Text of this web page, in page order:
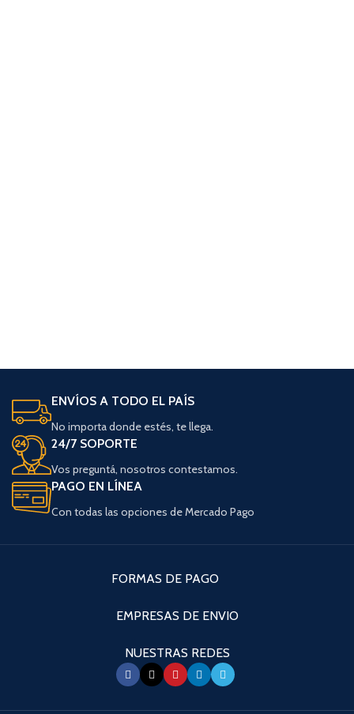
ENVÍOS A TODO EL PAÍS
No importa donde estés, te llega.
24/7 SOPORTE
Vos preguntá, nosotros contestamos.
PAGO EN LÍNEA
Con todas las opciones de Mercado Pago
FORMAS DE PAGO
EMPRESAS DE ENVIO
NUESTRAS REDES